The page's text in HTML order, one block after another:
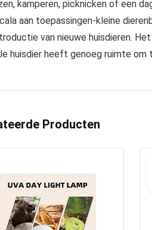
kamperen, picknicken of een
aan toepassingen-kleine
van nieuwe huisdieren.
huisdier heeft genoeg ruimte
Producten